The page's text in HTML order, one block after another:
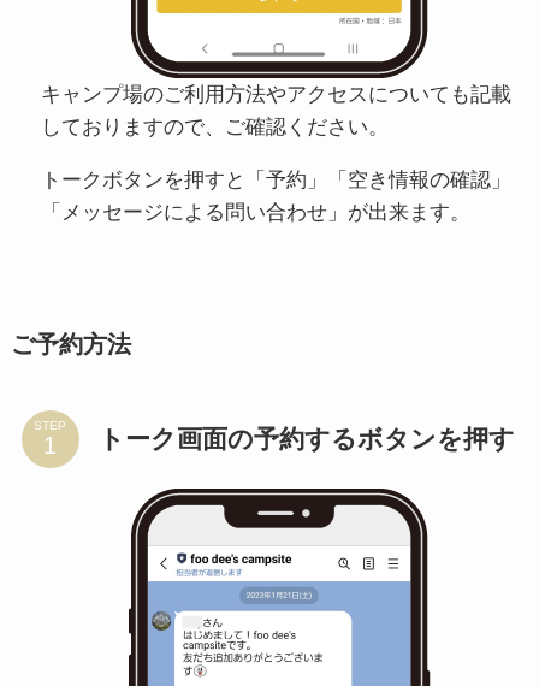
キャンプ場のご利用方法やアクセスについても記載
しておりますので、ご確認ください。
トークボタンを押すと「予約」「空き情報の確認」
「メッセージによる問い合わせ」が出来ます。
ご予約方法
STEP トーク画面の予約するボタンを押す